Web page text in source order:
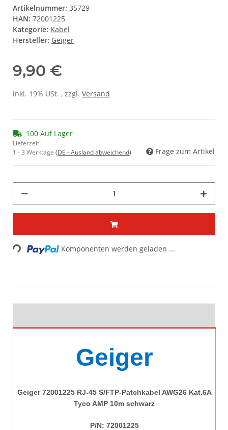
Artikelnummer: 35729
HAN: 72001225
Kategorie: Kabel
Hersteller: Geiger
9,90 €
inkl. 19% USt. , zzgl. Versand
100 Auf Lager
Lieferzeit:
1 - 3 Werktage (DE - Ausland abweichend) Frage zum Artikel
Loading... Komponenten werden geladen ...
Geiger
Geiger 72001225 RJ-45 S/FTP-Patchkabel AWG26 Kat.6A
Tyco AMP 10m schwarz
P/N: 72001225